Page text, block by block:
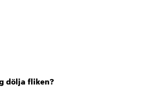
dölja fliken?